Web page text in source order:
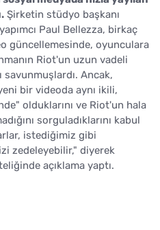
Şirketin stüdyo başkanı
Paul Bellezza, birkaç
güncellemesinde, oyunculara
Riot'un uzun vadeli
savunmuşlardı. Ancak,
bir videoda aynı ikili,
olduklarını ve Riot'un hala
sorguladıklarını kabul
istediğimiz gibi
zedeleyebilir," diyerek
açıklama yaptı.